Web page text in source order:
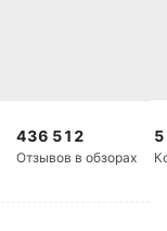
436 512
Отзывов в обзорах